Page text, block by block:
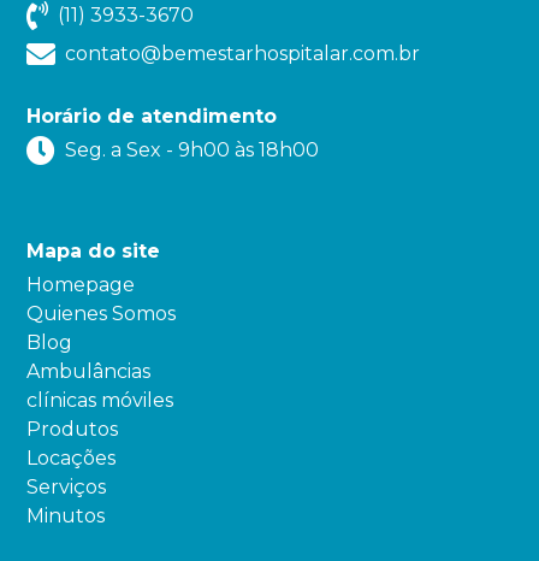
(11) 3933-3670
contato@bemestarhospitalar.com.br
Horário de atendimento
Seg. a Sex - 9h00 às 18h00
Mapa do site
Homepage
Quienes Somos
Blog
Ambulâncias
clínicas móviles
Produtos
Locações
Serviços
Minutos